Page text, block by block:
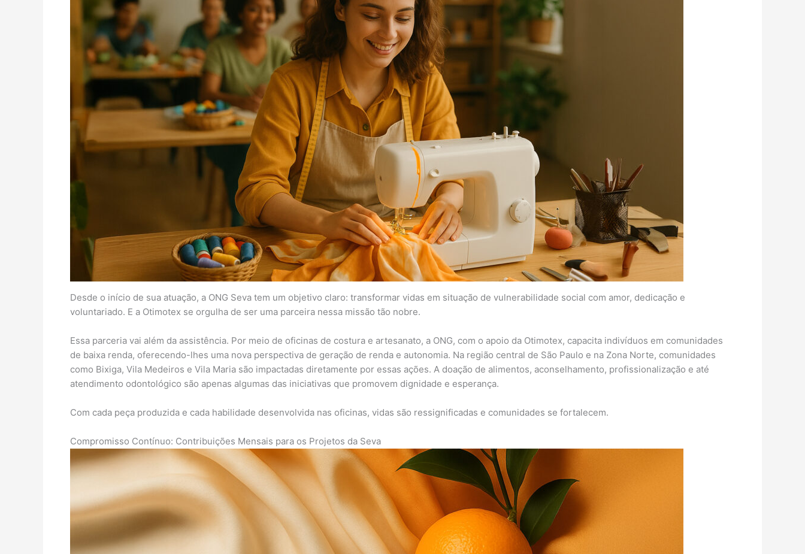
Desde o início de sua atuação, a ONG Seva tem um objetivo claro: transformar vidas em situação de vulnerabilidade social com amor, dedicação e
voluntariado. E a Otimotex se orgulha de ser uma parceira nessa missão tão nobre.
Essa parceria vai além da assistência. Por meio de oficinas de costura e artesanato, a ONG, com o apoio da Otimotex, capacita indivíduos em comunidades
de baixa renda, oferecendo-lhes uma nova perspectiva de geração de renda e autonomia. Na região central de São Paulo e na Zona Norte, comunidades
como Bixiga, Vila Medeiros e Vila Maria são impactadas diretamente por essas ações. A doação de alimentos, aconselhamento, profissionalização e até
atendimento odontológico são apenas algumas das iniciativas que promovem dignidade e esperança.
Com cada peça produzida e cada habilidade desenvolvida nas oficinas, vidas são ressignificadas e comunidades se fortalecem.
Compromisso Contínuo: Contribuições Mensais para os Projetos da Seva